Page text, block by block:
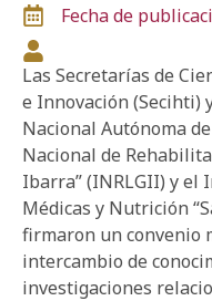
Fecha de
Las Secretarías de
e Innovación (Secihti)
Nacional Autónoma
Nacional de
Ibarra” (INRLGII) y el
Médicas y Nutrición
firmaron un convenio
intercambio de
investigaciones